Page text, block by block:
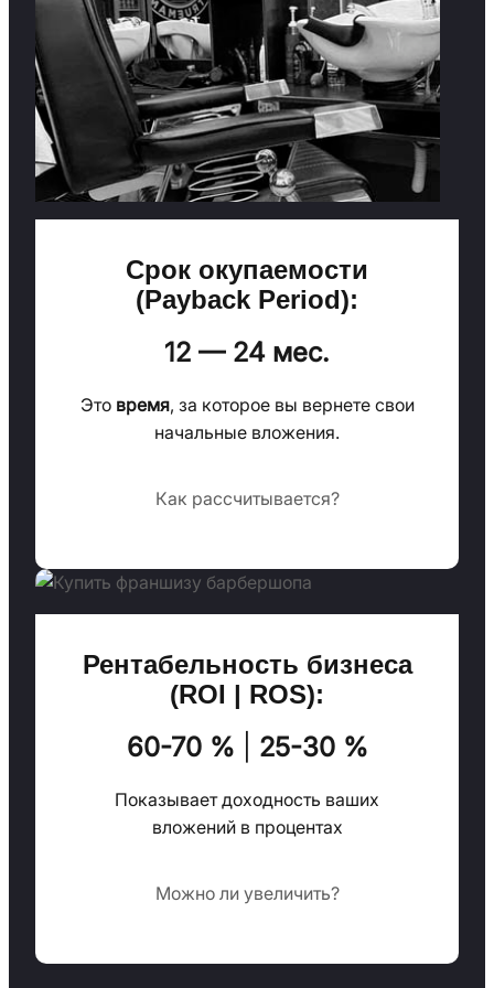
Срок окупаемости
(Payback Period):
12 — 24 мес.
Это время, за которое вы вернете свои
начальные вложения.
Как рассчитывается?
Рентабельность бизнеса
(ROI | ROS):
60-70 % 25-30 %
Показывает доходность ваших
вложений в процентах
Можно ли увеличить?